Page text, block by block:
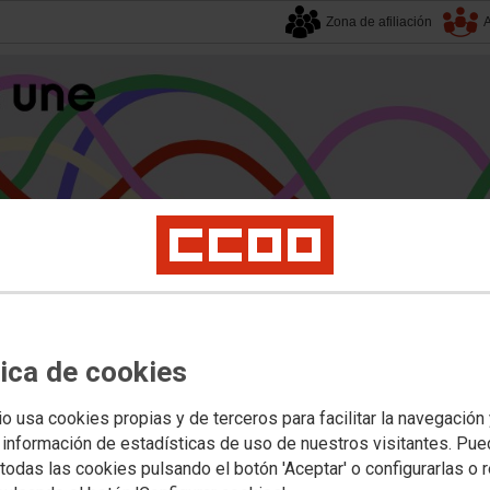
de cookies
usa cookies propias y de terceros para facilitar la navegación
de estadísticas de uso de nuestros visitantes.
las cookies pulsando el botón 'Aceptar' o configurarlas o
Zona de afiliación
Universidad Privada
complementaria varias